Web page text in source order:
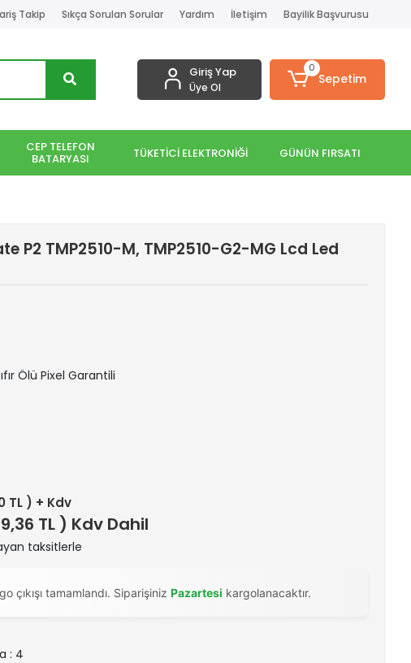
Takip Sıkça Sorulan Sorular Yardım İletişim Bayilik Başvurusu
Giriş Yap
Üye Ol
0
Sepetim
CEP TELEFON
BATARYASI TÜKETİCİ ELEKTRONİĞİ GÜNÜN FIRSATI
P2 TMP2510-M, TMP2510-G2-MG Lcd Led
Ölü Pixel Garantili
TL ) + Kdv
TL ) Kdv Dahil
taksitlerle
çıkışı tamamlandı. Siparişiniz Pazartesi kargolanacaktır.
: 4